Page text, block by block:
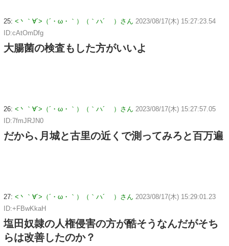
25: <丶｀∀´>（´・ω・｀）（｀ハ´ ）さん 2023/08/17(木) 15:27:23.54
ID:cAtOmDfg
大腸菌の検査もした方がいいよ
26: <丶｀∀´>（´・ω・｀）（｀ハ´ ）さん 2023/08/17(木) 15:27:57.05
ID:7fmJRJN0
だから､月城と古里の近くで測ってみろと百万遍
27: <丶｀∀´>（´・ω・｀）（｀ハ´ ）さん 2023/08/17(木) 15:29:01.23
ID:+FBwKkaH
塩田奴隷の人権侵害の方が酷そうなんだがそち
らは改善したのか？